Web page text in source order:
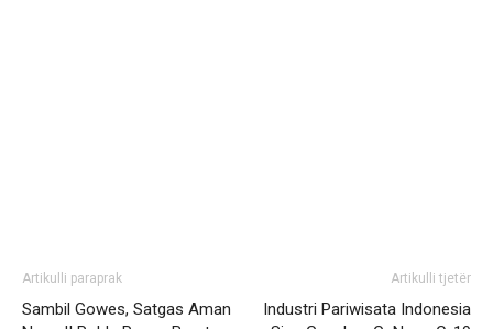
Artikulli paraprak
Sambil Gowes, Satgas Aman
Artikulli tjetër
Industri Pariwisata Indonesia